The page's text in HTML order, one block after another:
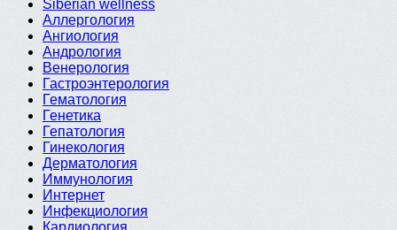
Siberian wellness
Аллергология
Ангиология
Андрология
Венерология
Гастроэнтерология
Гематология
Генетика
Гепатология
Гинекология
Дерматология
Иммунология
Интернет
Инфекциология
Кардиология